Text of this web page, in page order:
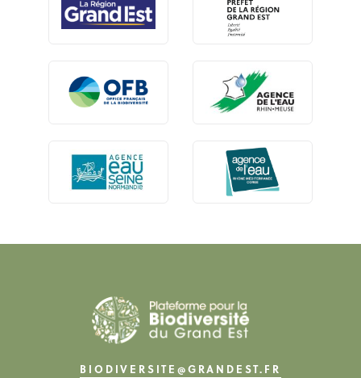
BIODIVERSITE@GRANDEST.FR